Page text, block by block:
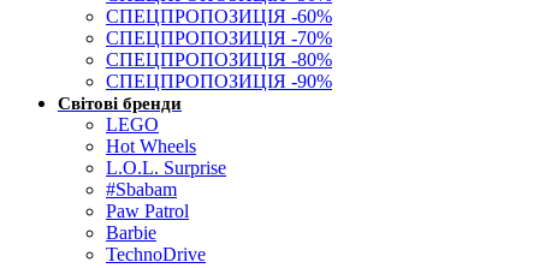
СПЕЦПРОПОЗИЦІЯ -60%
СПЕЦПРОПОЗИЦІЯ -70%
СПЕЦПРОПОЗИЦІЯ -80%
СПЕЦПРОПОЗИЦІЯ -90%
Світові бренди
LEGO
Hot Wheels
L.O.L. Surprise
#Sbabam
Paw Patrol
Barbie
TechnoDrive